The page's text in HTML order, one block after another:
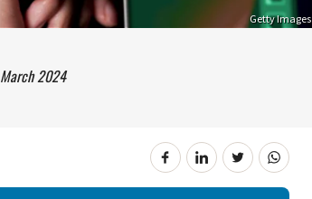
Getty Images
March 2024